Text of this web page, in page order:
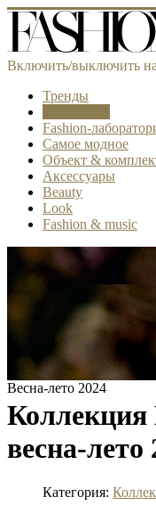
Включить/выключить
Тренды
Fashion-
Самое модное
Объект &
Аксессуары
Beauty
Look
Fashion & music
Весна-лето 2024
Коллекция
весна-лето
Категория: